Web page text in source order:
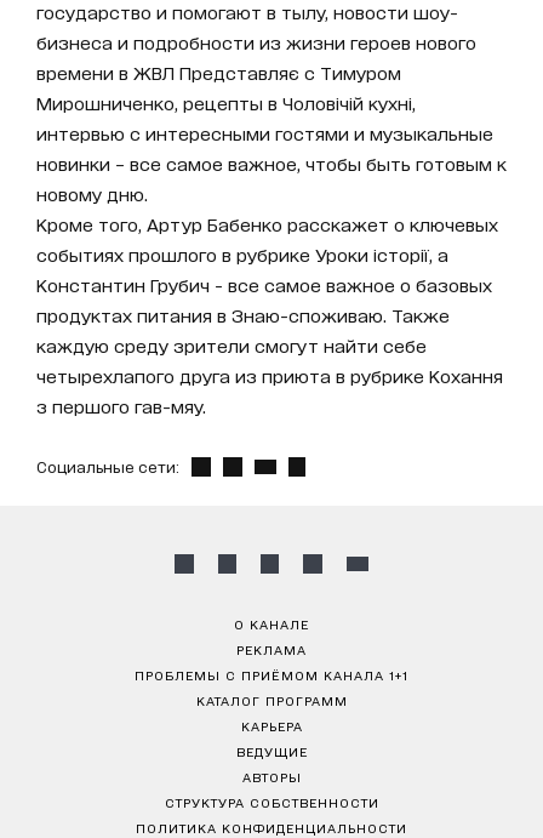
государство и помогают в тылу, новости шоу-
бизнеса и подробности из жизни героев нового
времени в ЖВЛ Представляє с Тимуром
Мирошниченко, рецепты в Чоловічій кухні,
интервью с интересными гостями и музыкальные
новинки – все самое важное, чтобы быть готовым к
новому дню.
Кроме того, Артур Бабенко расскажет о ключевых
событиях прошлого в рубрике Уроки історії, а
Константин Грубич - все самое важное о базовых
продуктах питания в Знаю-споживаю. Также
каждую среду зрители смогут найти себе
четырехлапого друга из приюта в рубрике Кохання
з першого гав-мяу.
Социальные сети:
О КАНАЛЕ
РЕКЛАМА
ПРОБЛЕМЫ С ПРИЁМОМ КАНАЛА 1+1
КАТАЛОГ ПРОГРАММ
КАРЬЕРА
ВЕДУЩИЕ
АВТОРЫ
СТРУКТУРА СОБСТВЕННОСТИ
ПОЛИТИКА КОНФИДЕНЦИАЛЬНОСТИ